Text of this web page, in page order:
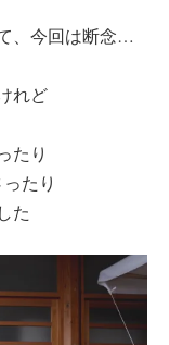
、今回は断念…
れど
たり
たり
た